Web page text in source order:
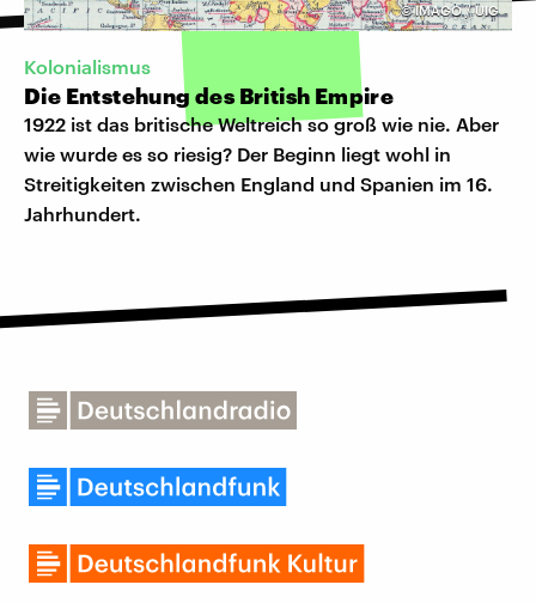
©IMAGO / UIG
Kolonialismus
Die Entstehung des British Empire
1922 ist das britische Weltreich so groß wie nie. Aber
wie wurde es so riesig? Der Beginn liegt wohl in
Streitigkeiten zwischen England und Spanien im 16.
Jahrhundert.